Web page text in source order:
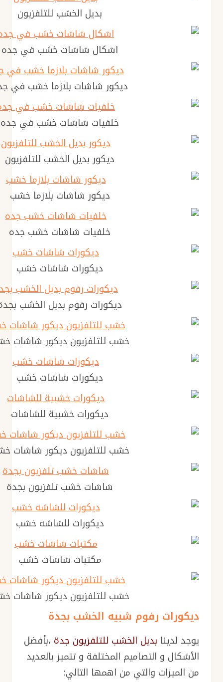
بديل الخشب للتلفزيون
اشكال شاشات خشب في جده
ديكور شاشات بلازما خشب في
خلفيات شاشات خشب في جده
ديكور بديل الخشب للتلفزيون
ديكور شاشات بلازما خشب
خلفيات شاشات خشب جده
ديكورات شاشات خشب
ديكورات رفوم بديل الخشب
خشب للتلفزيون ديكور شاشات
ديكورات شاشات خشب
ديكورات خشبية للشاشات
خشب للتلفزيون ديكور شاشات
شاشات خشب تلفزيون بجدة
ديكورات للشاشه خشب
مكتبات شاشات خشب
خشب للتلفزيون ديكور شاشات
ديكورات رفوم شبيه الخشب بجدة
يوجد لدينا بديل الخشب للتلفزيون جدة ،بأفضل
الأشكال و التصاميم المختلفة و تتميز بالعديد
من الميزات والتي من اهمها التالي: